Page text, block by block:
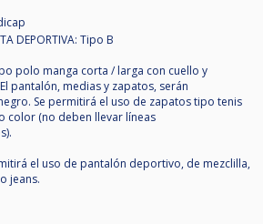
DEPORTIVA: Tipo B
polo manga corta / larga con cuello y
pantalón, medias y zapatos, serán
Se permitirá el uso de zapatos tipo tenis
color (no deben llevar líneas
el uso de pantalón deportivo, de mezclilla,
jeans.